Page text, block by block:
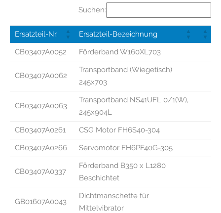
Suchen:
Ersatzteil-Nr.
Ersatzteil-Bezeichnung
CB03407A0052
Förderband W160XL703
CB03407A0062
Transportband (Wiegetisch)
245x703
CB03407A0063
Transportband NS41UFL 0/1(W),
245x904L
CB03407A0261
CSG Motor FH6S40-304
CB03407A0266
Servomotor FH6PF40G-305
CB03407A0337
Förderband B350 x L1280
Beschichtet
GB01607A0043
Dichtmanschette für
Mittelvibrator